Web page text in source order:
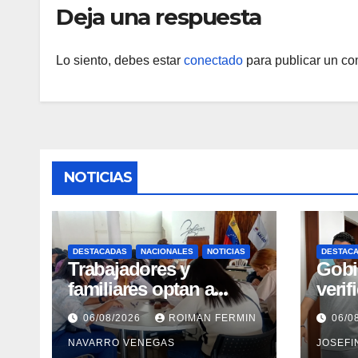
Deja una respuesta
Lo siento, debes estar conectado para publicar un
NOTICIAS
DESTACADAS NACIONALES NOTICIAS
Trabajadores y
familiares optan a
carreras universitarias
mediante convenio
entre MinSalud y la
06/08/2026 ROIMAN FERMIN
NAVARRO VENEGAS
en06/